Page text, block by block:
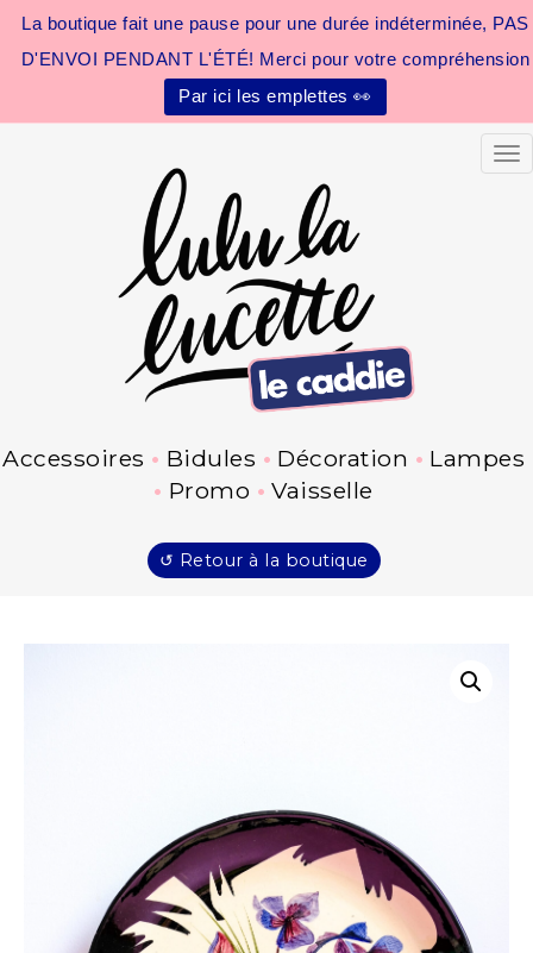
La boutique fait une pause pour une durée indéterminée, PAS
D'ENVOI PENDANT L'ÉTÉ! Merci pour votre compréhension
Par ici les emplettes 👀
Accessoires Bidules Décoration
Lampes
Promo
Vaisselle
↺ Retour à la boutique